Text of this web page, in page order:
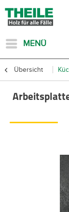
MENÜ
Übersicht